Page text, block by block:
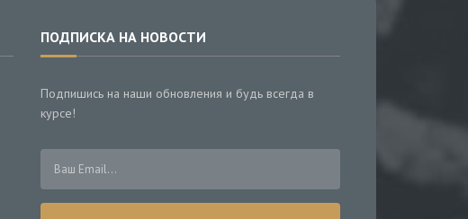
ПОДПИСКА НА НОВОСТИ
Подпишись на наши обновления и будь всегда в
курсе!